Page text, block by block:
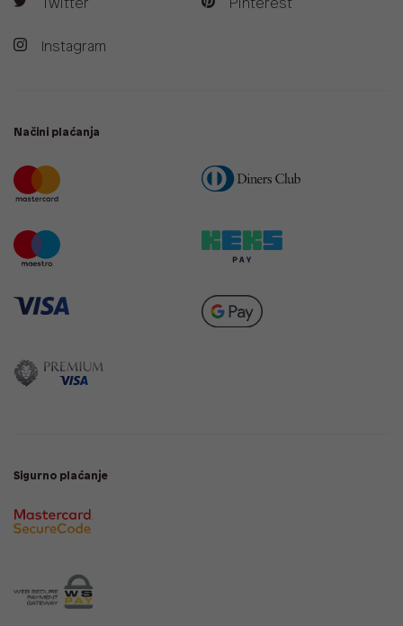
Twitter
Instagram
Pinterest
Načini plaćanja
Sigurno plaćanje